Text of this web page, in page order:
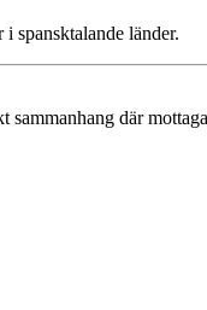
spansktalande länder.
där